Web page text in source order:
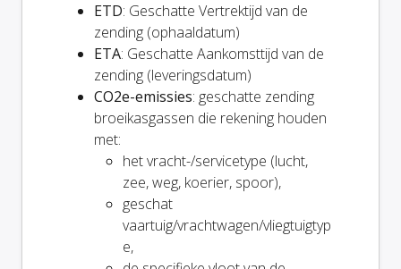
ETD: Geschatte Vertrektijd van de
zending (ophaaldatum)
ETA: Geschatte Aankomsttijd van de
zending (leveringsdatum)
CO2e-emissies: geschatte zending
broeikasgassen die rekening houden
met:
het vracht-/servicetype (lucht,
zee, weg, koerier, spoor),
geschat
vaartuig/vrachtwagen/vliegtuigtyp
e,